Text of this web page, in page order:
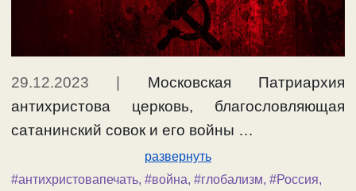
29.12.2023
Московская Патриархия
антихристова церковь, благословляющая
сатанинский совок и его войны …
развернуть
#антихристовапечать, #война, #глобализм, #Россия,